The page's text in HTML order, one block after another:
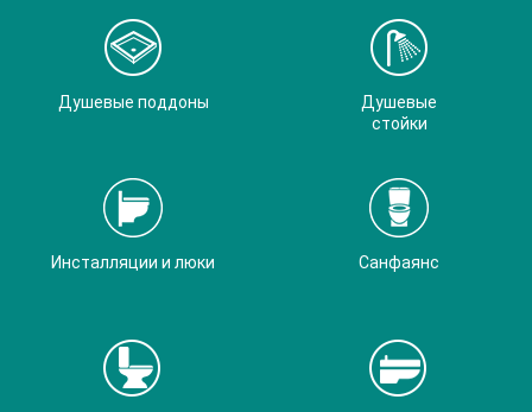
Душевые поддоны
Душевые
стойки
Инсталляции и люки Санфаянс